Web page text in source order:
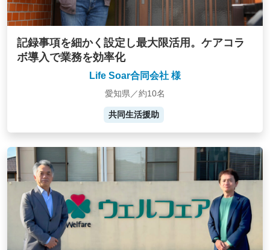
記録事項を細かく設定し最大限活用。ケアコラ
ボ導入で業務を効率化
Life Soar合同会社 様
愛知県／約10名
共同生活援助